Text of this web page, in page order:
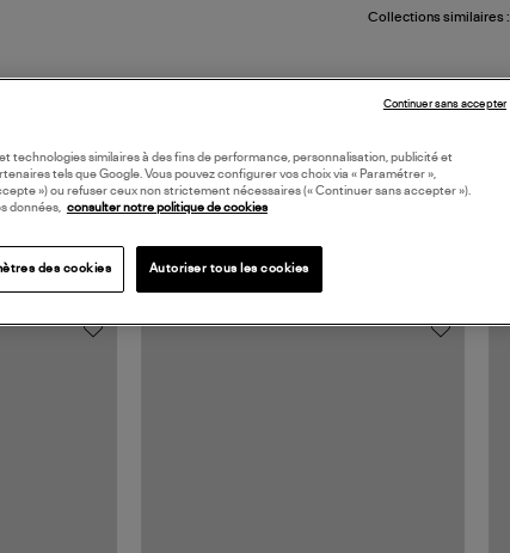
Collections similaires :
technologies similaires à des fins de performance, personnalisation, publicité et
tels que Google. Vous pouvez configurer vos choix via « Paramétrer »,
») ou refuser ceux non strictement nécessaires (« Continuer sans accepter »).
données,
consulter notre politique de cookies
des cookies Autoriser tous les cookies
Continuer sans accepter